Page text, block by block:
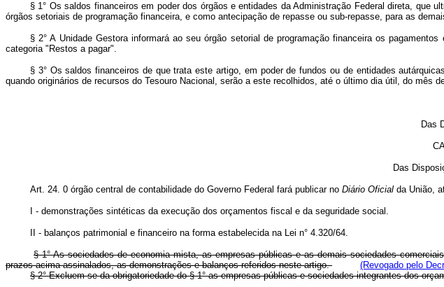
§ 1° Os saldos financeiros em poder dos órgãos e entidades da Administração Federal direta, que
órgãos setoriais de programação financeira, e como antecipação de repasse ou sub-repasse, para as
§ 2° A Unidade Gestora informará ao seu órgão setorial de programação financeira os
categoria "Restos a pagar".
§ 3° Os saldos financeiros de que trata este artigo, em poder de fundos ou de entidades
quando originários de recursos do Tesouro Nacional, serão a este recolhidos, até o último dia útil, do mês
Das
Das
Art. 24. 0 órgão central de contabilidade do Governo Federal fará publicar no Diário Oficial da União,
I - demonstrações sintéticas da execução dos orçamentos fiscal e da seguridade social.
II - balanços patrimonial e financeiro na forma estabelecida na Lei n° 4.320/64.
§ 1° As sociedades de economia mista, as empresas públicas e as demais sociedades
prazos acima assinalados, as demonstrações e balanços referidos neste artigo.
(Revogado pelo
§ 2° Excluem-se da obrigatoriedade do § 1° as empresas públicas e sociedades integrantes dos